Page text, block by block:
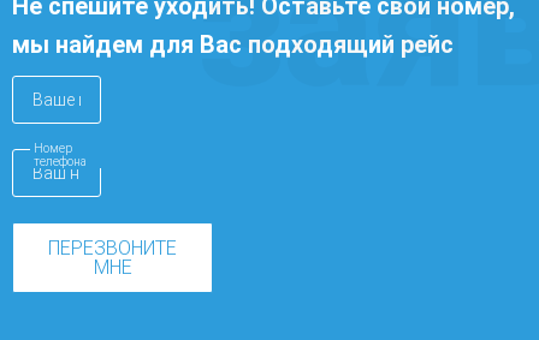
мы найдем для Вас подходящий рейс
Номер
телефона
ПЕРЕЗВОНИТЕ
МНЕ